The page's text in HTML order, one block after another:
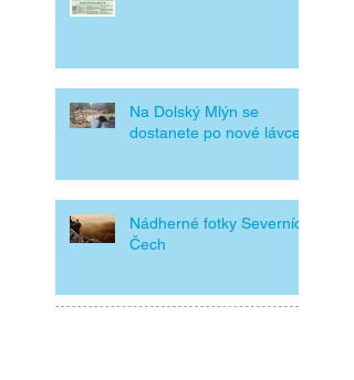
Na Dolský Mlýn se
dostanete po nové lávce.
Nádherné fotky Severních
Čech